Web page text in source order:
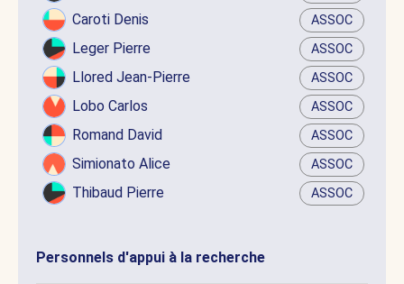
Caroti Denis ASSOC
Leger Pierre ASSOC
Llored Jean-Pierre ASSOC
Lobo Carlos ASSOC
Romand David ASSOC
Simionato Alice ASSOC
Thibaud Pierre ASSOC
Personnels d'appui à la recherche